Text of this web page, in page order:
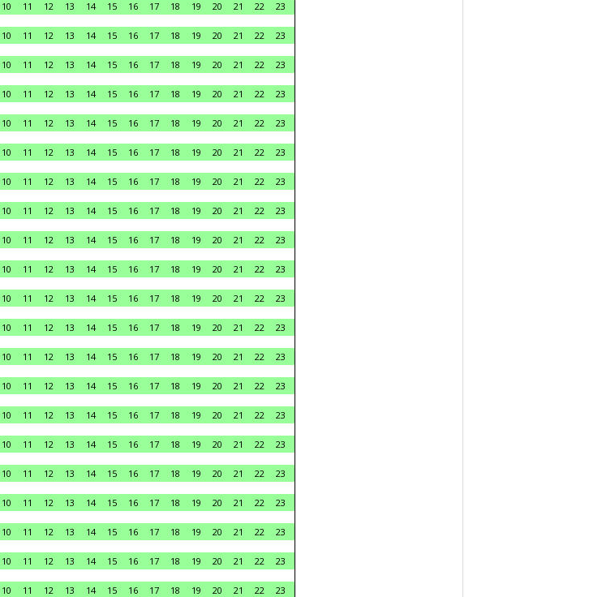
10 11 12 13 14 15 16 17 18 19 20 21 22
23
10 11 12 13 14 15 16 17 18 19 20 21 22
23
10 11 12 13 14 15 16 17 18 19 20 21 22
23
10 11 12 13 14 15 16 17 18 19 20 21 22
23
10 11 12 13 14 15 16 17 18 19 20 21 22
23
10 11 12 13 14 15 16 17 18 19 20 21 22
23
10 11 12 13 14 15 16 17 18 19 20 21 22
23
10 11 12 13 14 15 16 17 18 19 20 21 22
23
10 11 12 13 14 15 16 17 18 19 20 21 22
23
10 11 12 13 14 15 16 17 18 19 20 21 22
23
10 11 12 13 14 15 16 17 18 19 20 21 22
23
10 11 12 13 14 15 16 17 18 19 20 21 22
23
10 11 12 13 14 15 16 17 18 19 20 21 22
23
10 11 12 13 14 15 16 17 18 19 20 21 22
23
10 11 12 13 14 15 16 17 18 19 20 21 22
23
10 11 12 13 14 15 16 17 18 19 20 21 22
23
10 11 12 13 14 15 16 17 18 19 20 21 22
23
10 11 12 13 14 15 16 17 18 19 20 21 22
23
10 11 12 13 14 15 16 17 18 19 20 21 22
23
10 11 12 13 14 15 16 17 18 19 20 21 22
23
10 11 12 13 14 15 16 17 18 19 20 21 22
23